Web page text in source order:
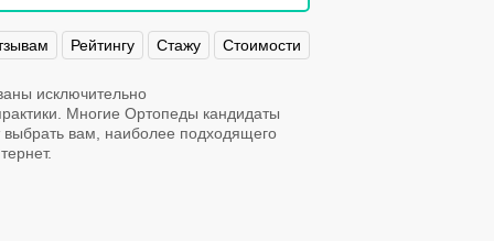
Рейтингу Стажу Стоимости
исключительно
Многие Ортопеды кандидаты
вам, наиболее подходящего